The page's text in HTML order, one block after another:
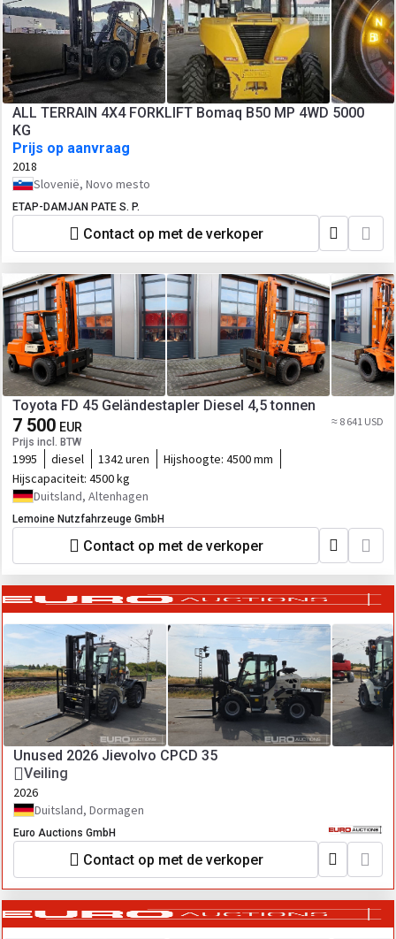
ALL TERRAIN 4X4 FORKLIFT Bomaq B50 MP 4WD 5000
KG
Prijs op aanvraag
2018
Slovenië, Novo mesto
ETAP-DAMJAN PATE S. P.
Contact op met de verkoper
Toyota FD 45 Geländestapler Diesel 4,5 tonnen
7 500 EUR
Prijs incl. BTW
≈ 8 641 USD
1995 diesel 1342 uren Hijshoogte: 4500 mm
Hijscapaciteit: 4500 kg
Duitsland, Altenhagen
Lemoine Nutzfahrzeuge GmbH
Contact op met de verkoper
Unused 2026 Jievolvo CPCD 35
Veiling
2026
Duitsland, Dormagen
Euro Auctions GmbH
Contact op met de verkoper